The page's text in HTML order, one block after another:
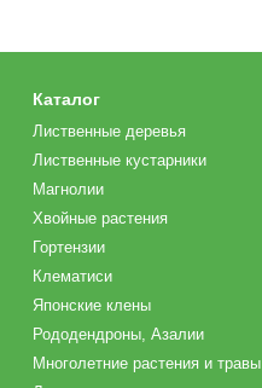
Каталог
Лиственные деревья
Лиственные кустарники
Магнолии
Хвойные растения
Гортензии
Клематиси
Японские клены
Рододендроны, Азалии
Многолетние растения и травы